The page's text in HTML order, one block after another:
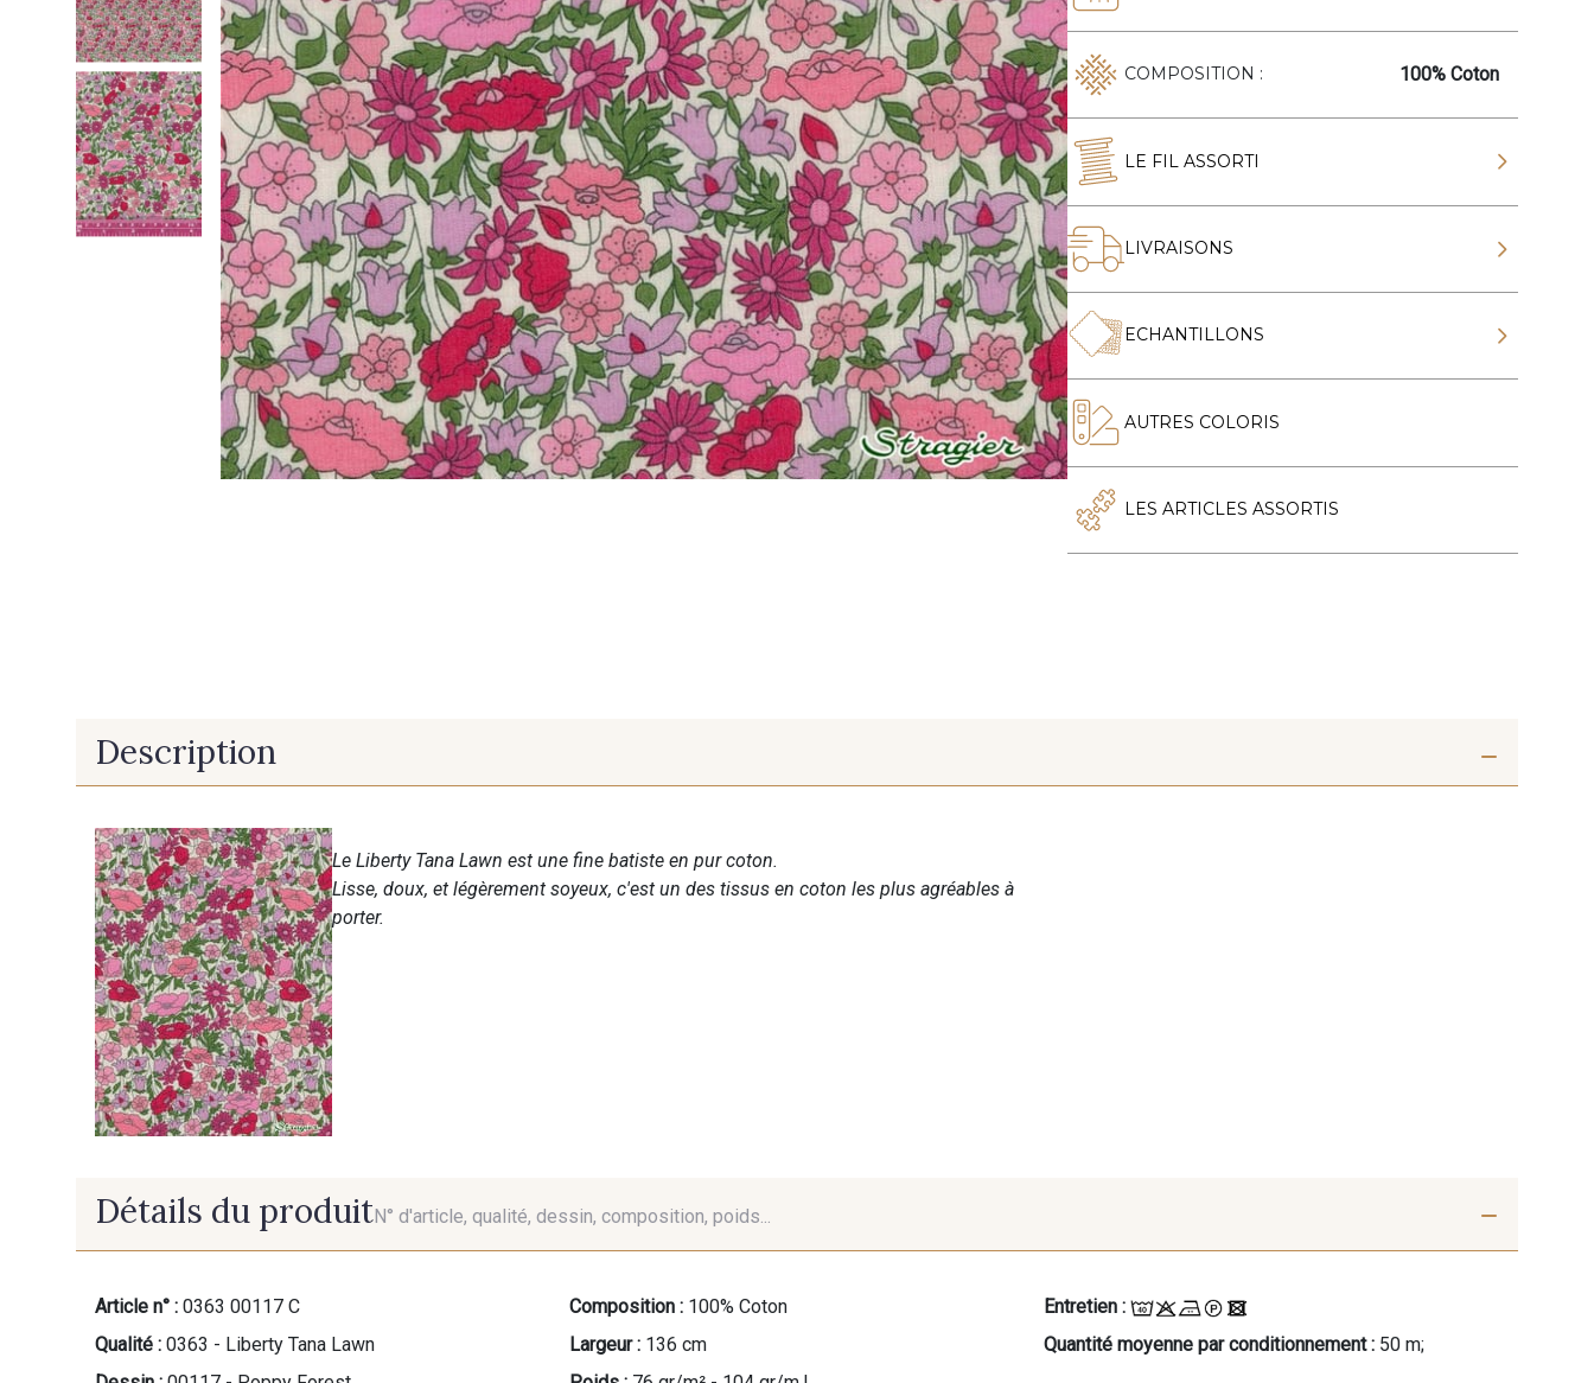
COMPOSITION : 100% Coton
LE FIL ASSORTI
LIVRAISONS
ECHANTILLONS
AUTRES COLORIS
LES ARTICLES ASSORTIS
Description
Le Liberty Tana Lawn est une fine batiste en pur coton.
Lisse, doux, et légèrement soyeux, c'est un des tissus en coton les plus agréables à
porter.
Détails du produitN° d'article, qualité, dessin, composition, poids...
Article n° : 0363 00117 C
Qualité : 0363 - Liberty Tana Lawn
Composition : 100% Coton
Largeur : 136 cm
Entretien :
Quantité moyenne par conditionnement : 50 m;